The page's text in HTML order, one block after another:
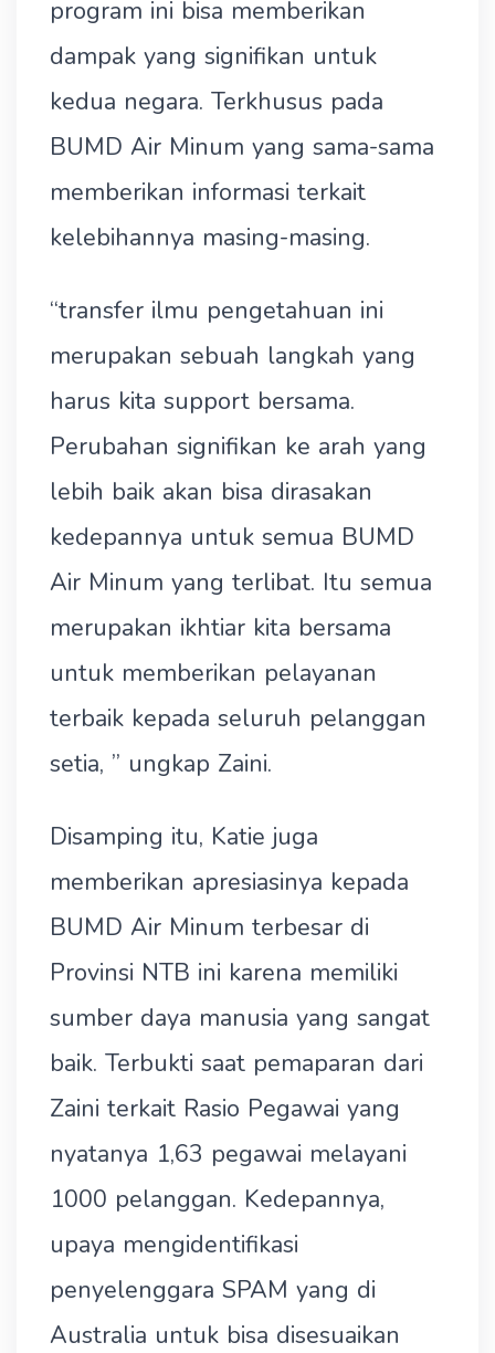
program ini bisa memberikan
dampak yang signifikan untuk
kedua negara. Terkhusus pada
BUMD Air Minum yang sama-sama
memberikan informasi terkait
kelebihannya masing-masing.
“transfer ilmu pengetahuan ini
merupakan sebuah langkah yang
harus kita support bersama.
Perubahan signifikan ke arah yang
lebih baik akan bisa dirasakan
kedepannya untuk semua BUMD
Air Minum yang terlibat. Itu semua
merupakan ikhtiar kita bersama
untuk memberikan pelayanan
terbaik kepada seluruh pelanggan
setia, ” ungkap Zaini.
Disamping itu, Katie juga
memberikan apresiasinya kepada
BUMD Air Minum terbesar di
Provinsi NTB ini karena memiliki
sumber daya manusia yang sangat
baik. Terbukti saat pemaparan dari
Zaini terkait Rasio Pegawai yang
nyatanya 1,63 pegawai melayani
1000 pelanggan. Kedepannya,
upaya mengidentifikasi
penyelenggara SPAM yang di
Australia untuk bisa disesuaikan